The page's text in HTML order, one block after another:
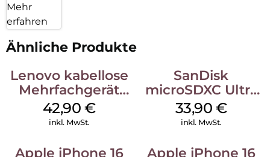
Mehr
erfahren
Ähnliche Produkte
Lenovo kabellose
Mehrfachgerät
Luna Grey
42,90 €
inkl. MwSt.
SanDisk
microSDXC Ultra
128 GB + Adapter
Mobile
33,90 €
inkl. MwSt.
Apple iPhone 16
Apple iPhone 16